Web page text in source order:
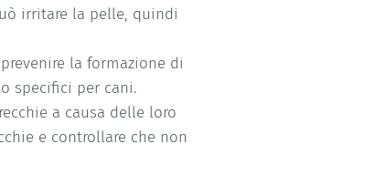
irritare la pelle, quindi
la formazione di
specifici per cani.
a causa delle loro
e controllare che non